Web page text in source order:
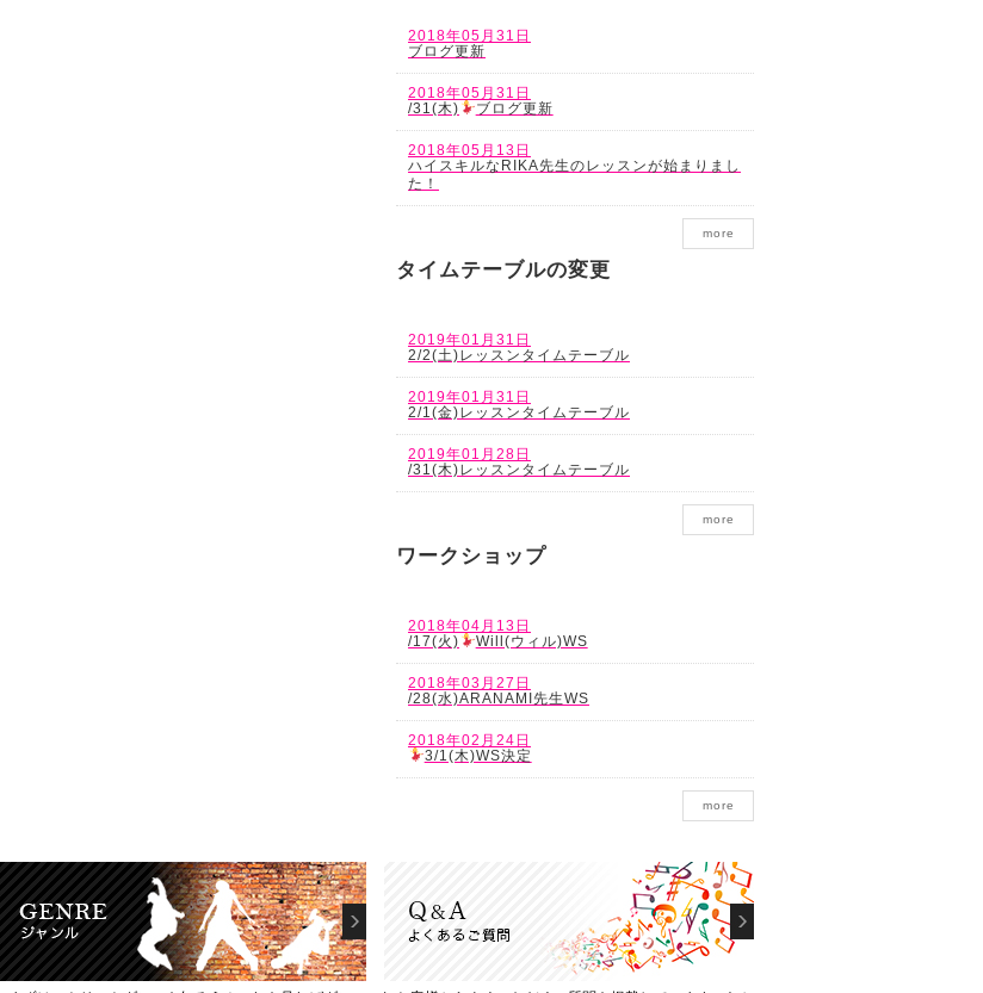
2018年05月31日
ブログ更新
2018年05月31日
/31(木)
ブログ更新
2018年05月13日
ハイスキルなRIKA先生のレッスンが始まりまし
た！
more
タイムテーブルの変更
2019年01月31日
2/2(土)レッスンタイムテーブル
2019年01月31日
2/1(金)レッスンタイムテーブル
2019年01月28日
/31(木)レッスンタイムテーブル
more
ワークショップ
2018年04月13日
/17(火)
Will(ウィル)WS
2018年03月27日
/28(水)ARANAMI先生WS
2018年02月24日
3/1(木)WS決定
more